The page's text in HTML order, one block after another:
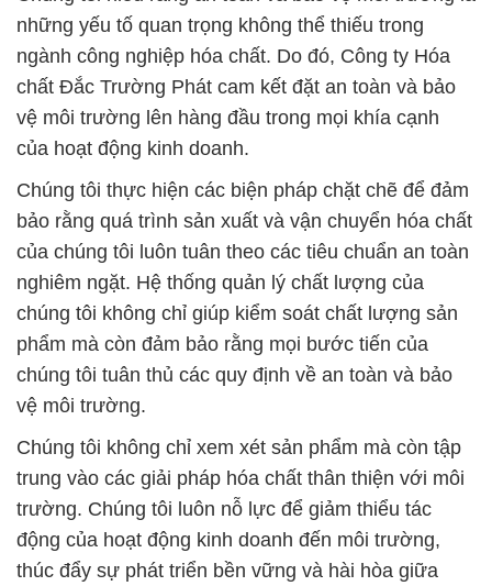
của hoạt động kinh doanh.
Chúng tôi thực hiện các biện pháp chặt chẽ để đảm
bảo rằng quá trình sản xuất và vận chuyển hóa chất
của chúng tôi luôn tuân theo các tiêu chuẩn an toàn
nghiêm ngặt. Hệ thống quản lý chất lượng của
chúng tôi không chỉ giúp kiểm soát chất lượng sản
phẩm mà còn đảm bảo rằng mọi bước tiến của
chúng tôi tuân thủ các quy định về an toàn và bảo
vệ môi trường.
Chúng tôi không chỉ xem xét sản phẩm mà còn tập
trung vào các giải pháp hóa chất thân thiện với môi
trường. Chúng tôi luôn nỗ lực để giảm thiểu tác
động của hoạt động kinh doanh đến môi trường,
thúc đẩy sự phát triển bền vững và hài hòa giữa
doanh nghiệp và môi trường.
Tận hưởng sự chắc chắn và đáng tin cậy từ Công ty
Hóa chất Đắc Trường Phát – đối tác hàng đầu của
bạn trong lĩnh vực hóa chất chất lượng cao. Chúng